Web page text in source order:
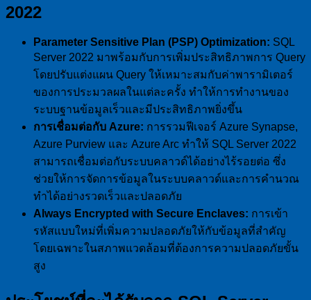
2022
Parameter Sensitive Plan (PSP) Optimization: SQL
Server 2022 มาพร้อมกับการเพิ่มประสิทธิภาพการ Query
โดยปรับแต่งแผน Query ให้เหมาะสมกับค่าพารามิเตอร์
ของการประมวลผลในแต่ละครั้ง ทำให้การทำงานของ
ระบบฐานข้อมูลเร็วและมีประสิทธิภาพยิ่งขึ้น
การเชื่อมต่อกับ Azure: การรวมฟีเจอร์ Azure Synapse,
Azure Purview และ Azure Arc ทำให้ SQL Server 2022
สามารถเชื่อมต่อกับระบบคลาวด์ได้อย่างไร้รอยต่อ ซึ่ง
ช่วยให้การจัดการข้อมูลในระบบคลาวด์และการคำนวณ
ทำได้อย่างรวดเร็วและปลอดภัย
Always Encrypted with Secure Enclaves: การเข้า
รหัสแบบใหม่ที่เพิ่มความปลอดภัยให้กับข้อมูลที่สำคัญ
โดยเฉพาะในสภาพแวดล้อมที่ต้องการความปลอดภัยขั้น
สูง